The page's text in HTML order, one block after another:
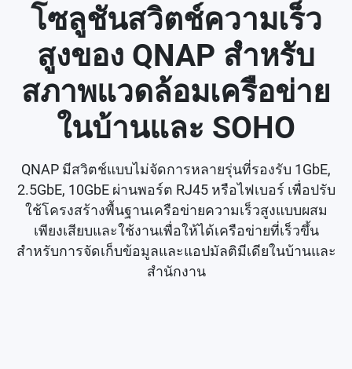
โซลูชันสวิตช์ความเร็ว
สูงของ QNAP สำหรับ
สภาพแวดล้อมเครือข่าย
ในบ้านและ SOHO
QNAP มีสวิตช์แบบไม่จัดการหลายรุ่นที่รองรับ 1GbE,
2.5GbE, 10GbE ผ่านพอร์ต RJ45 หรือไฟเบอร์ เพื่อปรับ
ใช้โครงสร้างพื้นฐานเครือข่ายความเร็วสูงแบบผสม
เพียงเสียบและใช้งานเพื่อให้ได้เครือข่ายที่เร็วขึ้น
สำหรับการจัดเก็บข้อมูลและแอปมัลติมีเดียในบ้านและ
สำนักงาน